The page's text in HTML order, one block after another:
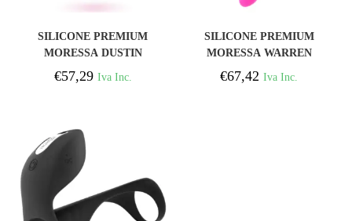
SILICONE PREMIUM
MORESSA DUSTIN
RECARREGÁVEL
€57,29 Iva Inc.
SILICONE PREMIUM
MORESSA WARREN
RECARREGÁVEL
€67,42 Iva Inc.